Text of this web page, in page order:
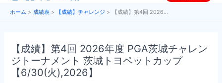
ホーム 成績表 【成績】チャレンジ 【成績】第4回 2026年度 PGA茨城チャレンジトーナメント 茨城トヨペットカップ【6/30(火),2026】
【成績】第4回 2026年度 PGA茨城チャレン
ジトーナメント 茨城トヨペットカップ
【6/30(火),2026】